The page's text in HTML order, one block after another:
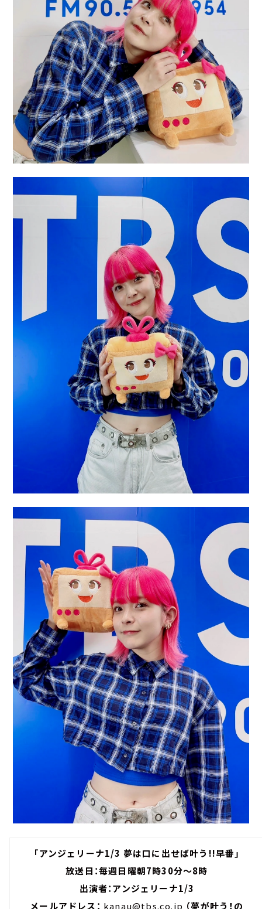
「アンジェリーナ1/3 夢は口に出せば叶う!!早番」
放送日：毎週日曜朝7時30分～8時
出演者：アンジェリーナ1/3
メールアドレス： kanau@tbs.co.jp （夢が叶う！の